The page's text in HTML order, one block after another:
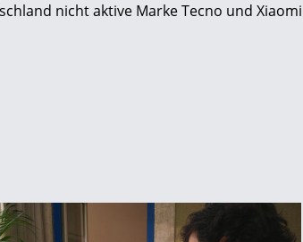
nicht aktive Marke Tecno und